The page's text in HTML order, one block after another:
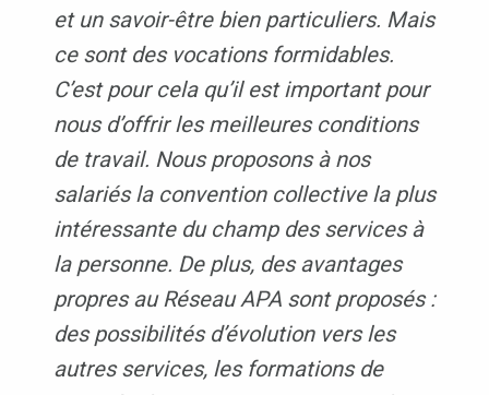
et un savoir-être bien particuliers. Mais
ce sont des vocations formidables.
C’est pour cela qu’il est important pour
nous d’offrir les meilleures conditions
de travail. Nous proposons à nos
salariés la convention collective la plus
intéressante du champ des services à
la personne. De plus, des avantages
propres au Réseau APA sont proposés :
des possibilités d’évolution vers les
autres services, les formations de